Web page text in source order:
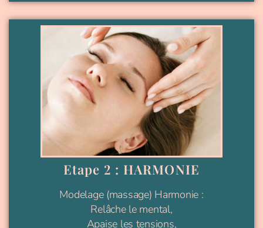
Etape 2 : HARMONIE
Modelage (massage) Harmonie :
Relâche le mental,
Apaise les tensions,